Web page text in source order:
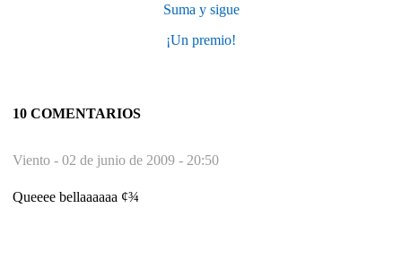
Suma y sigue
¡Un premio!
10 COMENTARIOS
Viento - 02 de junio de 2009 - 20:50
Queeee bellaaaaaa ¢¾